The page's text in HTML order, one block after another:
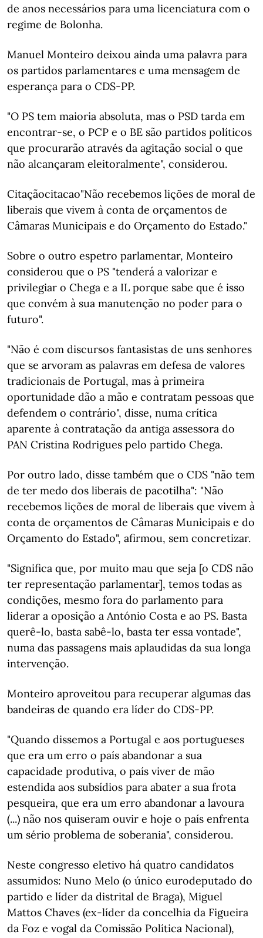
de anos necessários para uma licenciatura com o
regime de Bolonha.
Manuel Monteiro deixou ainda uma palavra para
os partidos parlamentares e uma mensagem de
esperança para o CDS-PP.
"O PS tem maioria absoluta, mas o PSD tarda em
encontrar-se, o PCP e o BE são partidos políticos
que procurarão através da agitação social o que
não alcançaram eleitoralmente", considerou.
Citaçãocitacao"Não recebemos lições de moral de
liberais que vivem à conta de orçamentos de
Câmaras Municipais e do Orçamento do Estado."
Sobre o outro espetro parlamentar, Monteiro
considerou que o PS "tenderá a valorizar e
privilegiar o Chega e a IL porque sabe que é isso
que convém à sua manutenção no poder para o
futuro".
"Não é com discursos fantasistas de uns senhores
que se arvoram as palavras em defesa de valores
tradicionais de Portugal, mas à primeira
oportunidade dão a mão e contratam pessoas que
defendem o contrário", disse, numa crítica
aparente à contratação da antiga assessora do
PAN Cristina Rodrigues pelo partido Chega.
Por outro lado, disse também que o CDS "não tem
de ter medo dos liberais de pacotilha": "Não
recebemos lições de moral de liberais que vivem à
conta de orçamentos de Câmaras Municipais e do
Orçamento do Estado", afirmou, sem concretizar.
"Significa que, por muito mau que seja [o CDS não
ter representação parlamentar], temos todas as
condições, mesmo fora do parlamento para
liderar a oposição a António Costa e ao PS. Basta
querê-lo, basta sabê-lo, basta ter essa vontade",
numa das passagens mais aplaudidas da sua longa
intervenção.
Monteiro aproveitou para recuperar algumas das
bandeiras de quando era líder do CDS-PP.
"Quando dissemos a Portugal e aos portugueses
que era um erro o país abandonar a sua
capacidade produtiva, o país viver de mão
estendida aos subsídios para abater a sua frota
pesqueira, que era um erro abandonar a lavoura
(...) não nos quiseram ouvir e hoje o país enfrenta
um sério problema de soberania", considerou.
Neste congresso eletivo há quatro candidatos
assumidos: Nuno Melo (o único eurodeputado do
partido e líder da distrital de Braga), Miguel
Mattos Chaves (ex-líder da concelhia da Figueira
da Foz e vogal da Comissão Política Nacional),